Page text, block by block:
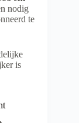
nodig
te
is